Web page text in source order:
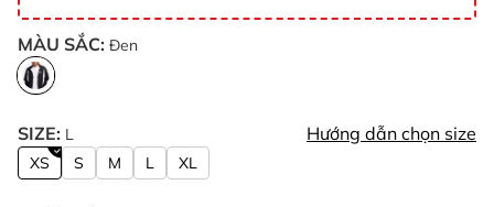
MÀU SẮC: Đen
SIZE: L Hướng dẫn chọn size
XS S M L XL